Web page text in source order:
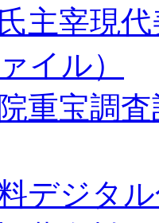
主宰現
イル）
重宝調
デジタ